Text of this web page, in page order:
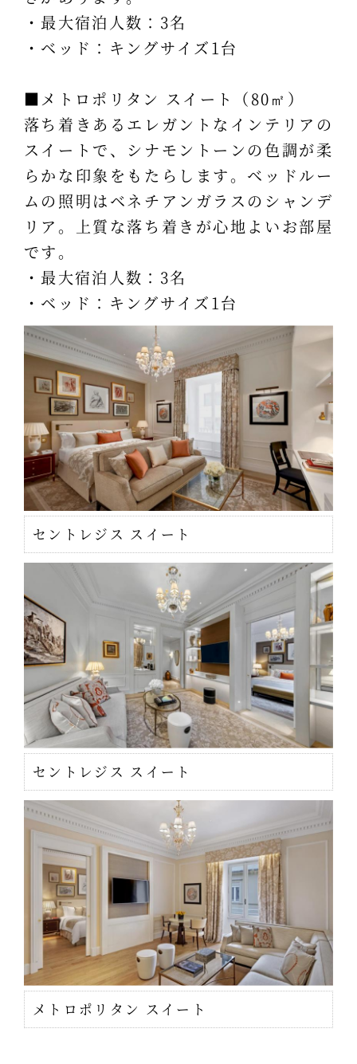
・最大宿泊人数：3名
・ベッド：キングサイズ1台
■メトロポリタン スイート（80㎡）
落ち着きあるエレガントなインテリアの
スイートで、シナモントーンの色調が柔
らかな印象をもたらします。ベッドルー
ムの照明はベネチアンガラスのシャンデ
リア。上質な落ち着きが心地よいお部屋
です。
・最大宿泊人数：3名
・ベッド：キングサイズ1台
セントレジス スイート
セントレジス スイート
メトロポリタン スイート